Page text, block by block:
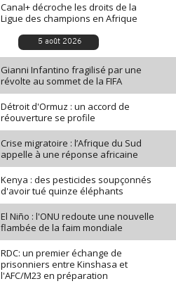
Canal+ décroche les droits de la
Ligue des champions en Afrique
5 août 2026
Gianni Infantino fragilisé par une
révolte au sommet de la FIFA
Détroit d'Ormuz : un accord de
réouverture se profile
Crise migratoire : l’Afrique du Sud
appelle à une réponse africaine
Kenya : des pesticides soupçonnés
d'avoir tué quinze éléphants
El Niño : l'ONU redoute une nouvelle
flambée de la faim mondiale
RDC: un premier échange de
prisonniers entre Kinshasa et
l'AFC/M23 en préparation